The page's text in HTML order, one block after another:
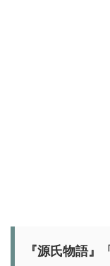
『源氏物語』